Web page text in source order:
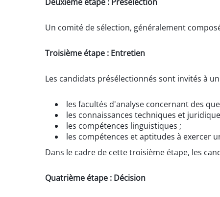
Un comité de sélection, généralement
Troisième étape : Entretien
Les candidats présélectionnés sont invités à
les facultés d'analyse concernant des
les connaissances techniques et
les compétences linguistiques ;
les compétences et aptitudes à exercer
Dans le cadre de cette troisième étape, les
Quatrième étape : Décision